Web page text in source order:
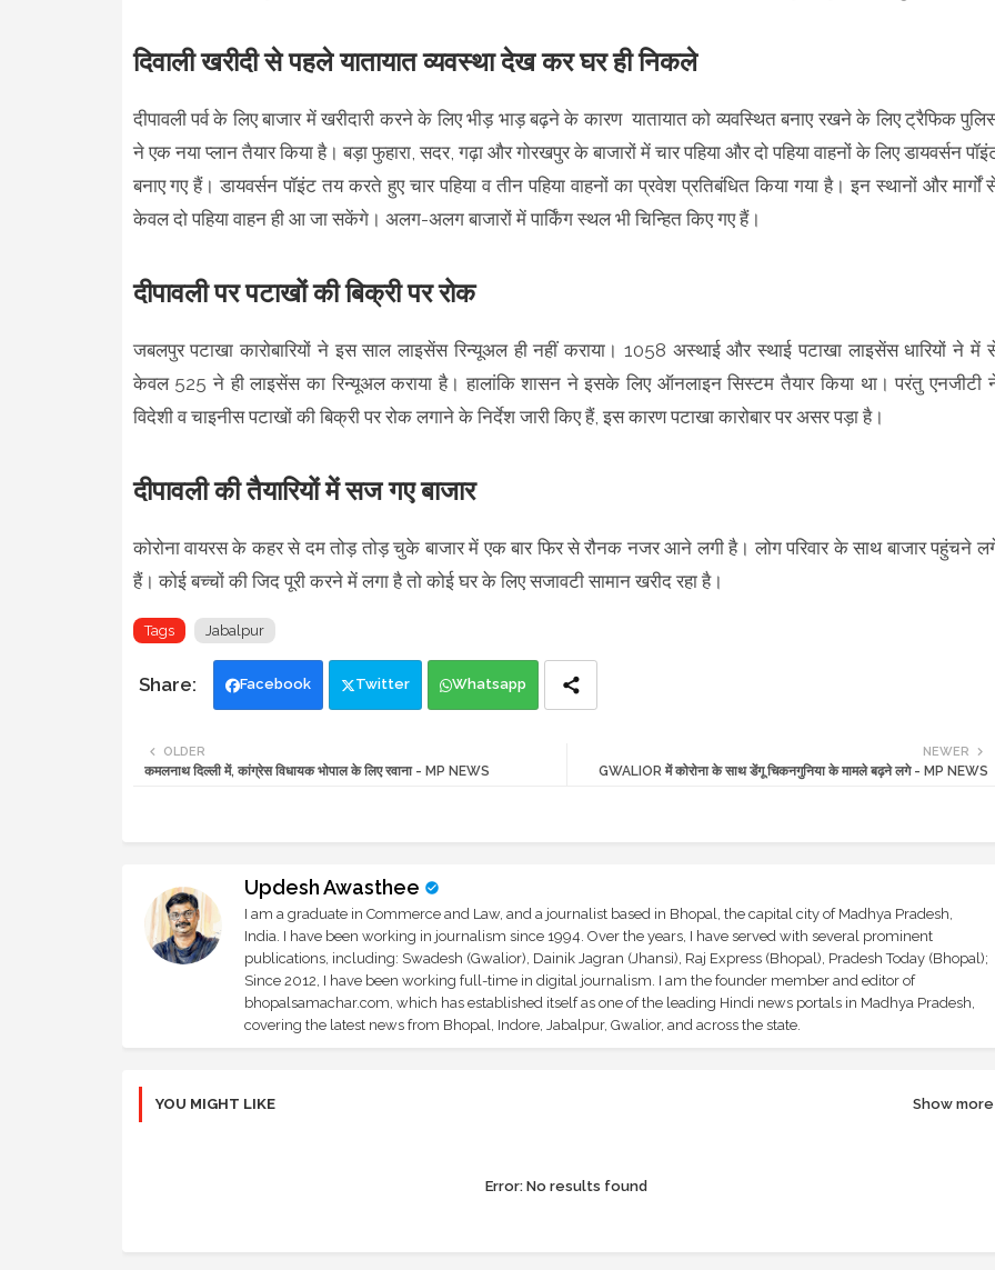
दिवाली खरीदी से पहले यातायात व्यवस्था देख कर घर ही निकले
दीपावली पर्व के लिए बाजार में खरीदारी करने के लिए भीड़ भाड़ बढ़ने के कारण यातायात को व्यवस्थित बनाए रखने के लिए ट्रैफिक
ने एक नया प्लान तैयार किया है। बड़ा फुहारा, सदर, गढ़ा और गोरखपुर के बाजारों में चार पहिया और दो पहिया वाहनों के लिए डायवर्सन
बनाए गए हैं। डायवर्सन पॉइंट तय करते हुए चार पहिया व तीन पहिया वाहनों का प्रवेश प्रतिबंधित किया गया है। इन स्थानों और मार्गों
केवल दो पहिया वाहन ही आ जा सकेंगे। अलग-अलग बाजारों में पार्किंग स्थल भी चिन्हित किए गए हैं।
दीपावली पर पटाखों की बिक्री पर रोक
जबलपुर पटाखा कारोबारियों ने इस साल लाइसेंस रिन्यूअल ही नहीं कराया। 1058 अस्थाई और स्थाई पटाखा लाइसेंस धारियों ने में
केवल 525 ने ही लाइसेंस का रिन्यूअल कराया है। हालांकि शासन ने इसके लिए ऑनलाइन सिस्टम तैयार किया था। परंतु एनजीटी
विदेशी व चाइनीस पटाखों की बिक्री पर रोक लगाने के निर्देश जारी किए हैं, इस कारण पटाखा कारोबार पर असर पड़ा है।
दीपावली की तैयारियों में सज गए बाजार
कोरोना वायरस के कहर से दम तोड़ तोड़ चुके बाजार में एक बार फिर से रौनक नजर आने लगी है। लोग परिवार के साथ बाजार पहुंचने
हैं। कोई बच्चों की जिद पूरी करने में लगा है तो कोई घर के लिए सजावटी सामान खरीद रहा है।
Tags Jabalpur
Facebook Twitter Whatsapp
NEWER
GWALIOR में कोरोना के साथ डेंगू चिकनगुनिया के मामले बढ़ने लगे - MP NEWS
OLDER
कमलनाथ दिल्ली में, कांग्रेस विधायक भोपाल के लिए रवाना - MP NEWS
Updesh Awasthee
I am a graduate in Commerce and Law, and a journalist based in Bhopal, the capital city of Madhya Pradesh,
India. I have been working in journalism since 1994. Over the years, I have served with several prominent
publications, including: Swadesh (Gwalior), Dainik Jagran (Jhansi), Raj Express (Bhopal), Pradesh Today (Bhopal);
Since 2012, I have been working full-time in digital journalism. I am the founder member and editor of
bhopalsamachar.com, which has established itself as one of the leading Hindi news portals in Madhya Pradesh,
covering the latest news from Bhopal, Indore, Jabalpur, Gwalior, and across the state.
YOU MIGHT LIKE Show more
Error:No results found